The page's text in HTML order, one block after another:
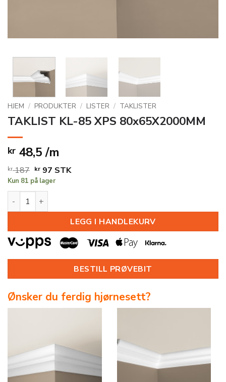
HJEM / PRODUKTER / LISTER / TAKLISTER
TAKLIST KL-85 XPS 80x65X2000MM
kr 48,5 /m
kr187 Opprinnelig
pris
var:
kr 187.
kr97Nåværende
pris
STK
Kun 81 på lager
TAKLIST KL-85 XPS 80x65X2000MM antall
LEGG I HANDLEKURV
BESTILL PRØVEBIT
Ønsker du ferdig hjørnesett?